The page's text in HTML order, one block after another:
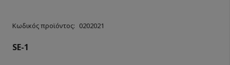
Κωδικός προϊόντος: 0202021
SE-1